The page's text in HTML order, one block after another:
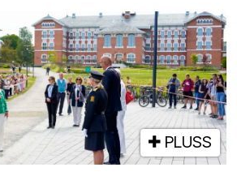
PLUSS